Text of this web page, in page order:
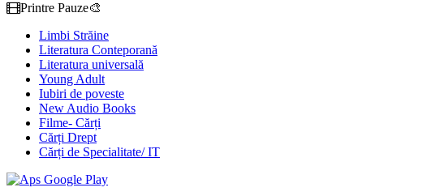
Printre Pauze🎨
Limbi Străine
Literatura Conteporană
Literatura universală
Young Adult
Iubiri de poveste
New Audio Books
Filme- Cărți
Cărți Drept
Cărți de Specialitate/ IT